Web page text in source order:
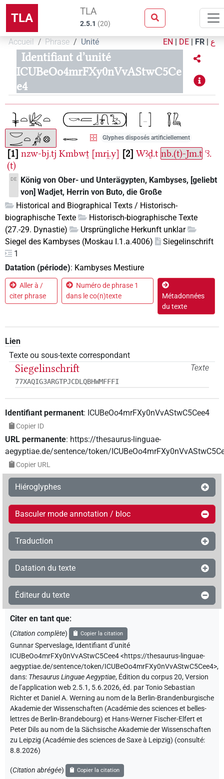
TLA TLA
2.5.1 (20)
Accueil Phrase Unité EN | DE | FR | ع
Identifiant d’unité
ICUBeOo4mrFXy0nVvAStwC5Ce
e4
Glyphes disposés artificiellement
1 nzw-bj.tj Kmbwṯ [mri̯.y] 2 Wꜣḏ.t nb.(t)-Jm.t ꜥꜣ.
(t)
DE
König von Ober- und Unterägypten, Kambyses, [geliebt
von] Wadjet, Herrin von Buto, die Große
Historical and Biographical Texts / Historisch-
biographische Texte
Historisch-biographische Texte
(27.-29. Dynastie)
Ursprüngliche Herkunft unklar
Siegel des Kambyses (Moskau I.1.a.4006)
Siegelinschrift
1
Datation (période): Kambyses Mestiure
Aller à /
citer phrase
Numéro de phrase 1
dans le co(n)texte
Métadonnées
du texte
Lien
Texte ou sous-texte correspondant
Texte
Siegelinschrift
77XAQIG3ARGTPJCDLQBHWMFFFI
Identifiant permanent: ICUBeOo4mrFXy0nVvAStwC5Cee4
Copier ID
URL permanente: https://thesaurus-linguae-
aegyptiae.de/sentence/token/
Copier URL
Hiéroglyphes
Basculer mode annotation / bloc
Traduction
Datation du texte
Éditeur du texte
Citer en tant que:
(Citation complète) Copier la citation
Gunnar Sperveslage, Identifiant d’unité
ICUBeOo4mrFXy0nVvAStwC5Cee4<https://thesaurus-linguae-
aegyptiae.de/sentence/token/ICUBeOo4mrFXy0nVvAStwC5Cee4>,
dans: Thesaurus Linguae Aegyptiae, Édition du corpus 20, Version
de l’application web 2.5.1, 5.6.2026, éd. par Tonio Sebastian
Richter et Daniel A. Werning au nom de la Berlin-Brandenburgische
Akademie der Wissenschaften (Académie des sciences et belles-
lettres de Berlin-Brandebourg) et Hans-Werner Fischer-Elfert et
Peter Dils au nom de la Sächsische Akademie der Wissenschaften
zu Leipzig (Académie des sciences de Saxe à Leipzig) (consulté:
8.8.2026)
(Citation abrégée) Copier la citation